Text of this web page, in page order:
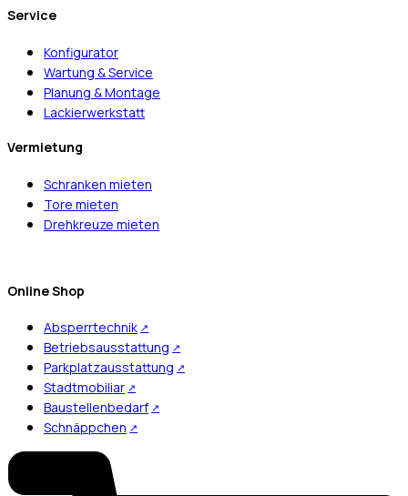
Service
Konfigurator
Wartung & Service
Planung & Montage
Lackierwerkstatt
Vermietung
Schranken mieten
Tore mieten
Drehkreuze mieten
Online Shop
Absperrtechnik
Betriebsausstattung
Parkplatzausstattung
Stadtmobiliar
Baustellenbedarf
Schnäppchen